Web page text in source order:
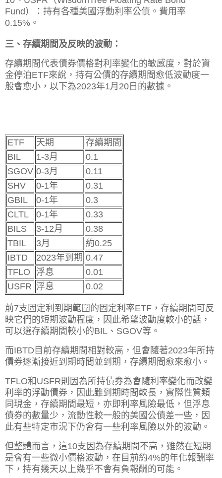
Fund）：持有各種美國浮動利率公債。費用率
0.15%。
三、存續期間及反映的波動：
存續期間代表債券價格對利率變化的敏感度，對於資
金停泊ETF來說，持有公債的存續期間愈低波動度一
般會愈小，以下為2023年1月20日的數據。
ETF 天期
存續期間
BIL
1-3月
0.1
SGOV 0-3月
0.11
SHV
0-1年
0.31
GBIL
0-1年
0.3
CLTL
0-1年
0.33
BILS
3-12月
0.38
TBIL
3月
約0.25
IBTD
2023年到期 0.47
TFLO
浮息
0.01
USFR 浮息 0.02
前7支固定利到期範圍的固定利率ETF，存續期間可反
映它們的短期波動程度，因此希望波動度較小的話，
可以選存續期間較小的BIL、SGOV等。
而IBTD目前存續期間相對較高，但會隨著2023年所持
債券逐漸接近到期時間並到期，存續期間愈來愈小。
TFLO和USFR則因為所持債券為會隨利率變化而改變
利率的浮動債券，因此雖到期時間較長，實際性質類
同現金，存續期間最短，亦即利率風險最低，但浮息
債券的數量少，流動性較一般的美國公債差一些，因
此有些特定市況下仍會有一些利率風險以外的波動。
但整體而言，這10支因為存續期間不高，雖然在短期
是會有一些微小價格波動，在目前約4%的年化報酬率
下，持有幾天以上幾乎不會有負報酬的可能。